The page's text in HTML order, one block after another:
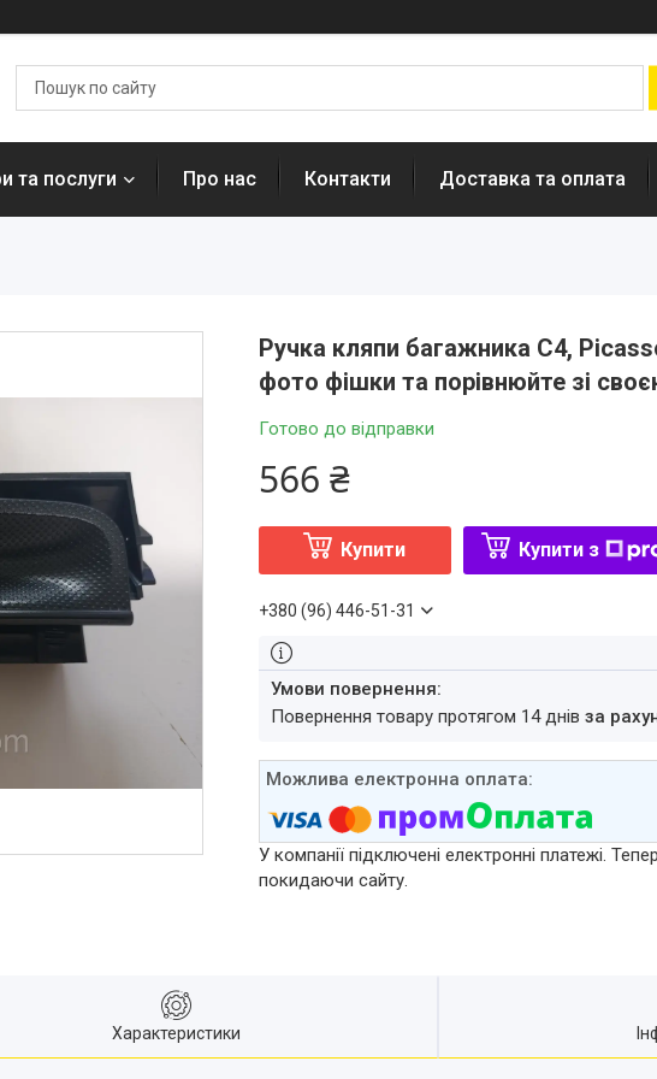
та послуги Про нас Контакти Доставка та оплата
Ручка кляпи багажника C4,
фото фішки та порівнюйте зі
Готово до відправки
566 ₴
Купити Купити з
+380 (96) 446-51-31
повернення товару протягом 14 днів за
У компанії підключені електронні платежі.
покидаючи сайту.
Характеристики